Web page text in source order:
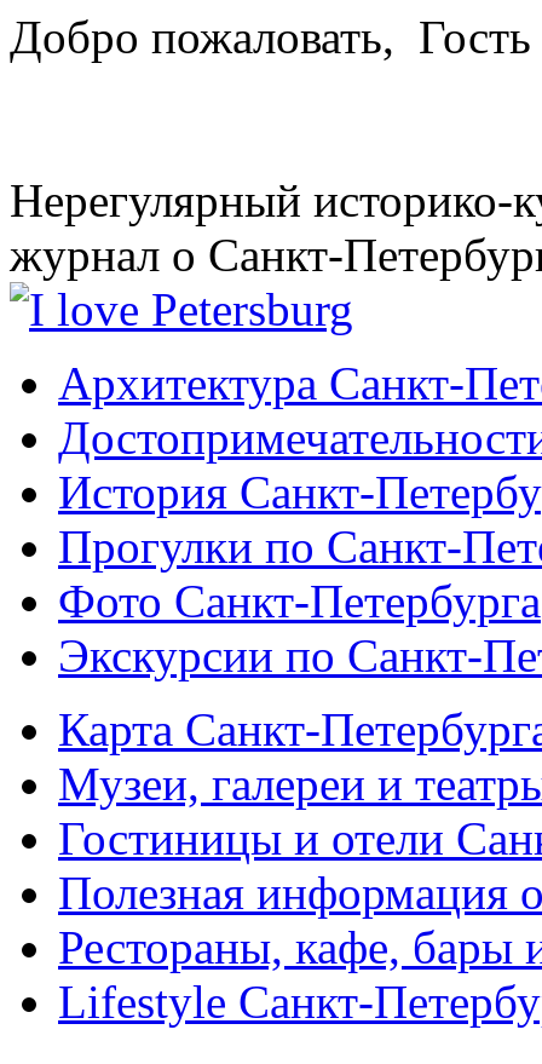
Добро пожаловать, Гость
Нерегулярный историко-
журнал о Санкт-
Архитектура Санкт-
История Санкт-
Прогулки по Санкт-
Фото Санкт-Петербурга
Экскурсии по Санкт-
Карта Санкт-
Музеи, галереи и
Гостиницы и отели
Полезная информация
Рестораны, кафе, бары
Lifestyle Санкт-